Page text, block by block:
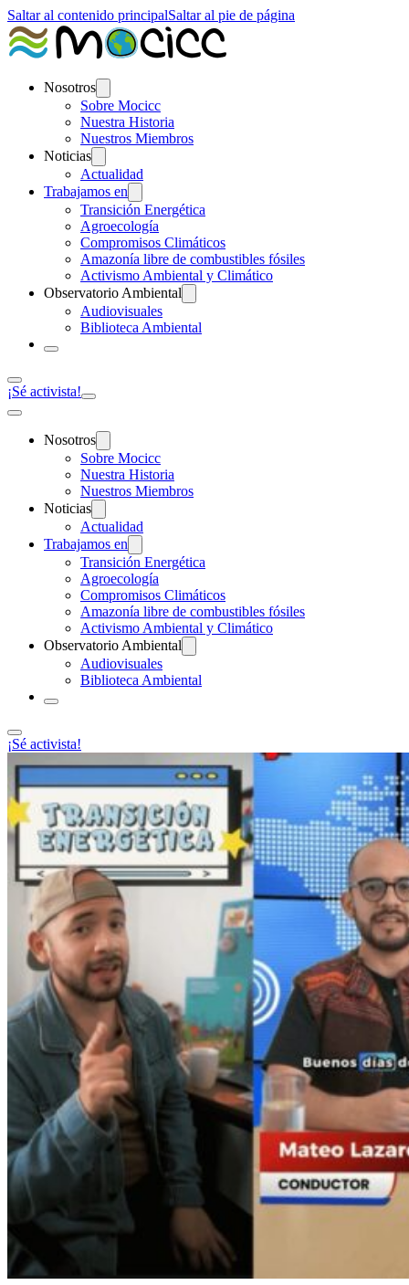
Saltar al contenido principalSaltar al pie de página
Nosotros
Sobre Mocicc
Nuestra Historia
Nuestros Miembros
Noticias
Actualidad
Trabajamos en
Transición Energética
Agroecología
Compromisos Climáticos
Amazonía libre de combustibles fósiles
Activismo Ambiental y Climático
Observatorio Ambiental
Audiovisuales
Biblioteca Ambiental
¡Sé activista!
Nosotros
Sobre Mocicc
Nuestra Historia
Nuestros Miembros
Noticias
Actualidad
Trabajamos en
Transición Energética
Agroecología
Compromisos Climáticos
Amazonía libre de combustibles fósiles
Activismo Ambiental y Climático
Observatorio Ambiental
Audiovisuales
Biblioteca Ambiental
¡Sé activista!